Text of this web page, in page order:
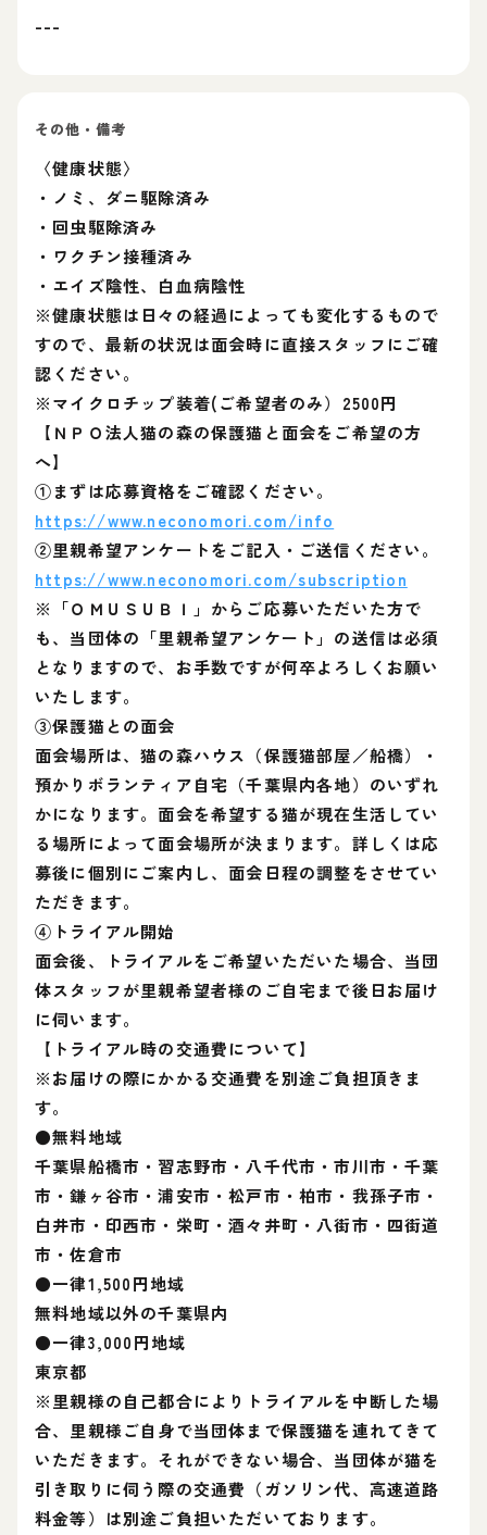
---
その他・備考
〈健康状態〉
・ノミ、ダニ駆除済み
・回虫駆除済み
・ワクチン接種済み
・エイズ陰性、白血病陰性
※健康状態は日々の経過によっても変化するもので
すので、最新の状況は面会時に直接スタッフにご確
認ください。
※マイクロチップ装着(ご希望者のみ）2500円
【ＮＰＯ法人猫の森の保護猫と面会をご希望の方
へ】
①まずは応募資格をご確認ください。
https://www.neconomori.com/info
②里親希望アンケートをご記入・ご送信ください。
https://www.neconomori.com/subscription
※「ＯＭＵＳＵＢＩ」からご応募いただいた方で
も、当団体の「里親希望アンケート」の送信は必須
となりますので、お手数ですが何卒よろしくお願い
いたします。
③保護猫との面会
面会場所は、猫の森ハウス（保護猫部屋／船橋）・
預かりボランティア自宅（千葉県内各地）のいずれ
かになります。面会を希望する猫が現在生活してい
る場所によって面会場所が決まります。詳しくは応
募後に個別にご案内し、面会日程の調整をさせてい
ただきます。
④トライアル開始
面会後、トライアルをご希望いただいた場合、当団
体スタッフが里親希望者様のご自宅まで後日お届け
に伺います。
【トライアル時の交通費について】
※お届けの際にかかる交通費を別途ご負担頂きま
す。
●無料地域
千葉県船橋市・習志野市・八千代市・市川市・千葉
市・鎌ヶ谷市・浦安市・松戸市・柏市・我孫子市・
白井市・印西市・栄町・酒々井町・八街市・四街道
市・佐倉市
●一律1,500円地域
無料地域以外の千葉県内
●一律3,000円地域
東京都
※里親様の自己都合によりトライアルを中断した場
合、里親様ご自身で当団体まで保護猫を連れてきて
いただきます。それができない場合、当団体が猫を
引き取りに伺う際の交通費（ガソリン代、高速道路
料金等）は別途ご負担いただいております。